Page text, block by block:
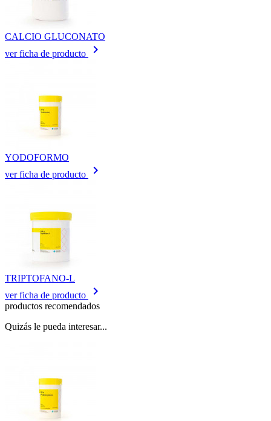
CALCIO GLUCONATO
ver ficha de producto
keyboard_arrow_right
YODOFORMO
ver ficha de producto
keyboard_arrow_right
TRIPTOFANO-L
ver ficha de producto
keyboard_arrow_right
productos recomendados
Quizás le pueda interesar...